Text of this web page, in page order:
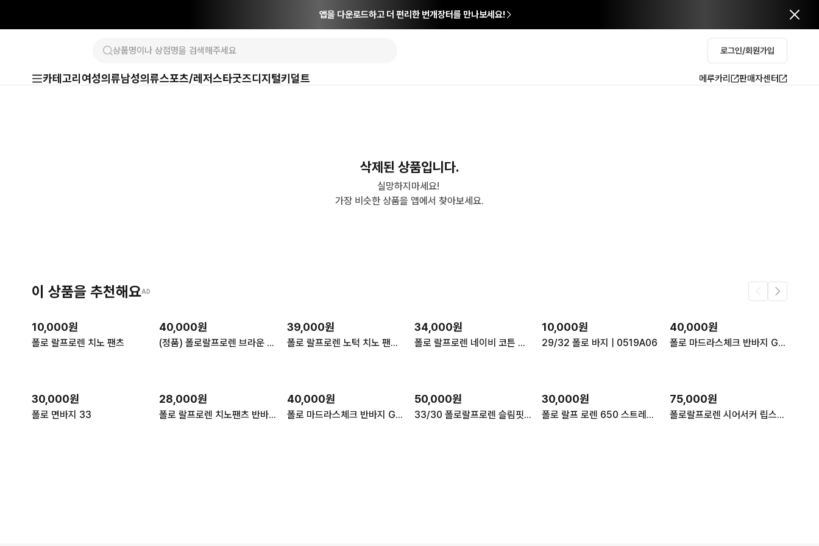
앱을 다운로드하고 더 편리한 번개장터를 만나보세요!
로그인/회원가입
카테고리 여성의류남성의류스포츠/레저스타굿즈디지털키덜트 메루카리 판매자센터
삭제된 상품입니다.
실망하지마세요!
가장 비슷한 상품을 앱에서 찾아보세요.
이 상품을 추천해요AD
10,000원
폴로 랄프로렌 치노 팬츠
40,000원
(정품) 폴로랄프로렌 브라운 코튼 팬츠 허리32
39,000원
폴로 랄프로렌 노턱 치노 팬츠 (남성30in)
34,000원
폴로 랄프로렌 네이비 코튼 워크 팬츠
10,000원
29/32 폴로 바지 | 0519A06
40,000원
폴로 마드라스체크 반바지 GG31
30,000원
폴로 면바지 33
28,000원
폴로 랄프로렌 치노팬츠 반바지 숏팬츠 마드라스 골프 클래식 체크 정품 34
40,000원
폴로 마드라스체크 반바지 GG31
50,000원
33/30 폴로랄프로렌 슬림핏 자수 치노 베이지 팬츠
30,000원
폴로 랄프 로렌 650 스트레이트 핏 면바지
75,000원
폴로랄프로렌 시어서커 립스탑 팬츠 바지 슬랙스 체크 녹색/블루